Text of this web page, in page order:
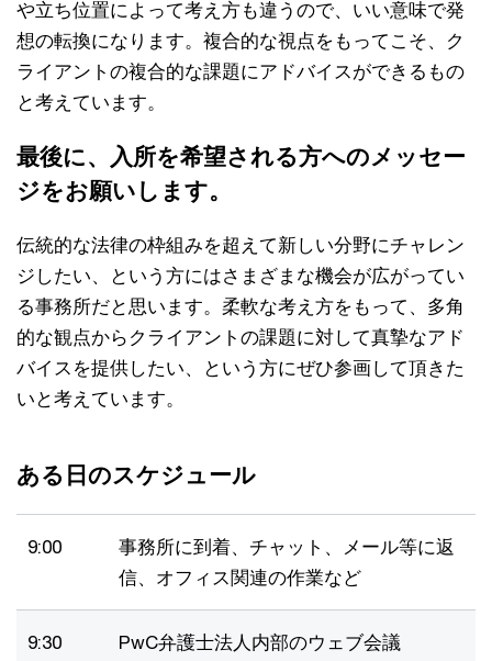
や立ち位置によって考え方も違うので、いい意味で発
想の転換になります。複合的な視点をもってこそ、ク
ライアントの複合的な課題にアドバイスができるもの
と考えています。
最後に、入所を希望される方へのメッセー
ジをお願いします。
伝統的な法律の枠組みを超えて新しい分野にチャレン
ジしたい、という方にはさまざまな機会が広がってい
る事務所だと思います。柔軟な考え方をもって、多角
的な観点からクライアントの課題に対して真摯なアド
バイスを提供したい、という方にぜひ参画して頂きた
いと考えています。
ある日のスケジュール
9:00
事務所に到着、チャット、メール等に返
信、オフィス関連の作業など
9:30 PwC弁護士法人内部のウェブ会議